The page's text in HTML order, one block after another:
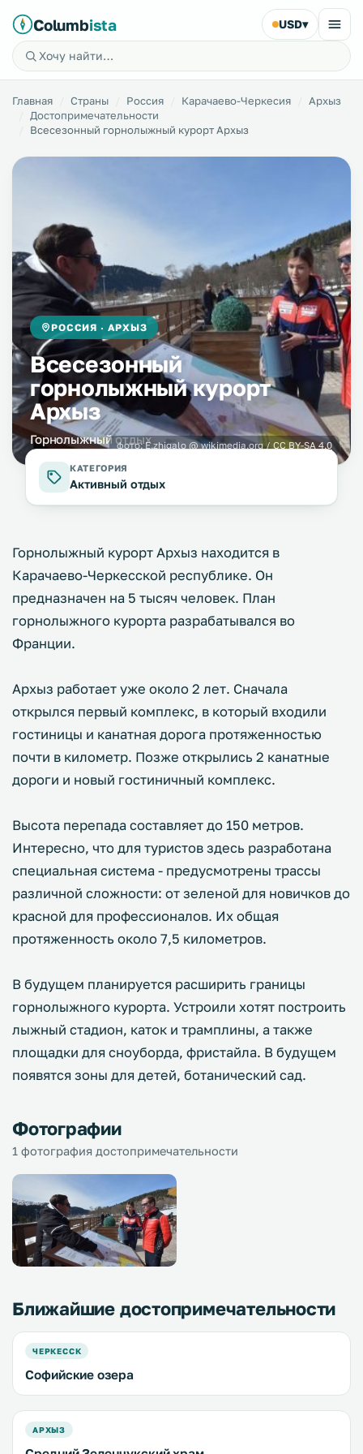
Columbista USD▾
Главная Страны Россия Карачаево-Черкесия
Архыз
Достопримечательности
Всесезонный горнолыжный курорт Архыз
РОССИЯ · АРХЫЗ
Всесезонный
горнолыжный курорт
Архыз
Горнолыжный отдых
фото:E.zhigalo @ wikimedia.org / CC BY-SA 4.0
КАТЕГОРИЯ
Активный отдых
Горнолыжный курорт Архыз находится в
Карачаево-Черкесской республике. Он
предназначен на 5 тысяч человек. План
горнолыжного курорта разрабатывался во
Франции.
Архыз работает уже около 2 лет. Сначала
открылся первый комплекс, в который входили
гостиницы и канатная дорога протяженностью
почти в километр. Позже открылись 2 канатные
дороги и новый гостиничный комплекс.
Высота перепада составляет до 150 метров.
Интересно, что для туристов здесь разработана
специальная система - предусмотрены трассы
различной сложности: от зеленой для новичков до
красной для профессионалов. Их общая
протяженность около 7,5 километров.
В будущем планируется расширить границы
горнолыжного курорта. Устроили хотят построить
лыжный стадион, каток и трамплины, а также
площадки для сноуборда, фристайла. В будущем
появятся зоны для детей, ботанический сад.
Фотографии
1 фотография достопримечательности
Ближайшие достопримечательности
ЧЕРКЕССК
Софийские озера
АРХЫЗ